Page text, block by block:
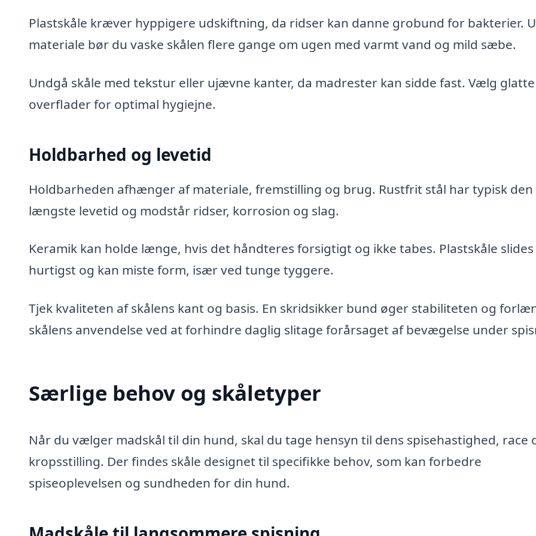
Plastskåle kræver hyppigere udskiftning, da ridser kan danne grobund for bakterier.
materiale bør du vaske skålen flere gange om ugen med varmt vand og mild sæbe.
Undgå skåle med tekstur eller ujævne kanter, da madrester kan sidde fast. Vælg glatte
overflader for optimal hygiejne.
Holdbarhed og levetid
Holdbarheden afhænger af materiale, fremstilling og brug. Rustfrit stål har typisk den
længste levetid og modstår ridser, korrosion og slag.
Keramik kan holde længe, hvis det håndteres forsigtigt og ikke tabes. Plastskåle slides
hurtigst og kan miste form, især ved tunge tyggere.
Tjek kvaliteten af skålens kant og basis. En skridsikker bund øger stabiliteten og
skålens anvendelse ved at forhindre daglig slitage forårsaget af bevægelse under
Særlige behov og skåletyper
Når du vælger madskål til din hund, skal du tage hensyn til dens spisehastighed, race
kropsstilling. Der findes skåle designet til specifikke behov, som kan forbedre
spiseoplevelsen og sundheden for din hund.